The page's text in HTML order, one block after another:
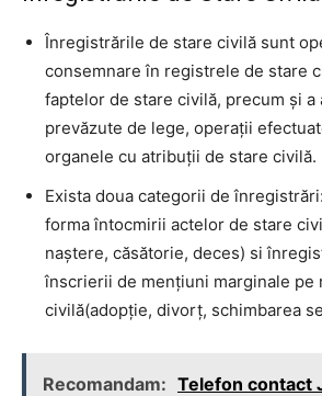
Înregistrările de stare civilă sunt
consemnare în registrele de stare
faptelor de stare civilă, precum și a
prevăzute de lege, operații
organele cu atribuții de stare civilă.
Exista doua categorii de
forma întocmirii actelor de stare
naștere, căsătorie, deces) si
înscrierii de mențiuni marginale pe
civilă(adopție, divorț, schimbarea
Recomandam: Telefon contact